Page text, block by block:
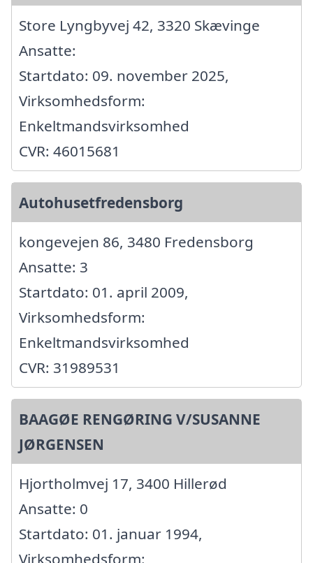
Store Lyngbyvej 42, 3320 Skævinge
Ansatte:
Startdato: 09. november 2025,
Virksomhedsform:
Enkeltmandsvirksomhed
CVR: 46015681
Autohusetfredensborg
kongevejen 86, 3480 Fredensborg
Ansatte: 3
Startdato: 01. april 2009,
Virksomhedsform:
Enkeltmandsvirksomhed
CVR: 31989531
BAAGØE RENGØRING V/SUSANNE
JØRGENSEN
Hjortholmvej 17, 3400 Hillerød
Ansatte: 0
Startdato: 01. januar 1994,
Virksomhedsform: